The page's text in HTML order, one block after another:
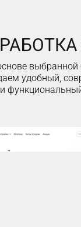
выбранной
удобный,
и